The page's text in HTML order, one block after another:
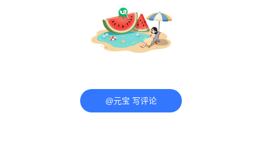
@元宝 写评论